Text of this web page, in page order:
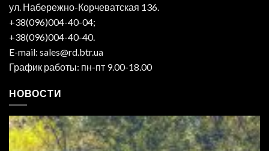
ул. Набережно-Корчеватская 136.
+38(096)004-40-04;
+38(096)004-40-40.
E-mail: sales@rd.btr.ua
График работы: пн-пт 9.00-18.00
НОВОСТИ